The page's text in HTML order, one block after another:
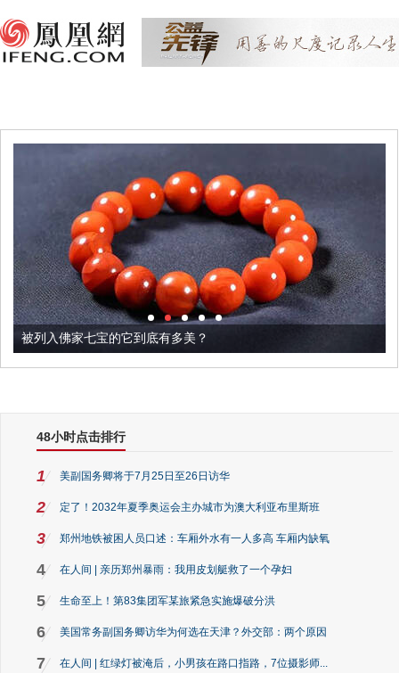
被列入佛家七宝的它到底有多美？
48小时点击排行
1 美副国务卿将于7月25日至26日访华
2 定了！2032年夏季奥运会主办城市为澳大利亚布里斯班
3 郑州地铁被困人员口述：车厢外水有一人多高 车厢内缺氧
4 在人间 | 亲历郑州暴雨：我用皮划艇救了一个孕妇
5 生命至上！第83集团军某旅紧急实施爆破分洪
6 美国常务副国务卿访华为何选在天津？外交部：两个原因
7 在人间 | 红绿灯被淹后，小男孩在路口指路，7位摄影师...